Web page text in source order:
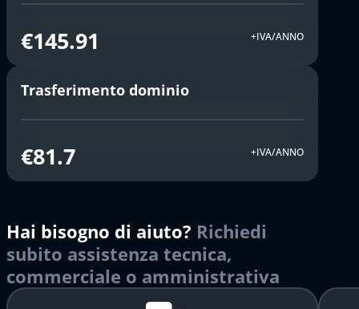
€145.91 +IVA/ANNO
Trasferimento dominio
€81.7 +IVA/ANNO
Hai bisogno di aiuto? Richiedi
subito assistenza tecnica,
commerciale o amministrativa